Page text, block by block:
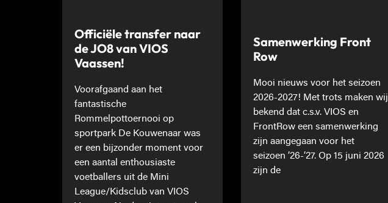
Officiële transfer naar
de JO8 van VIOS
Vaassen!
Voorafgaand aan het
fantastische
Rommelpottoernooi op
sportpark De Kouwenaar was
er een bijzonder moment voor
een aantal enthousiaste
voetballers uit de Mini
League/Kidsclub van VIOS
Samenwerking Front
Row
Mooi nieuws voor het seizoen
2026-2027! Met trots maken wij
bekend dat c.s.v. VIOS en
FrontRow een samenwerking
zijn aangegaan voor het
seizoen ’26-’27. Op 15 juni 2026
zijn de